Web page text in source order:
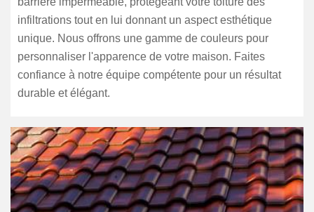
infiltrations tout en lui donnant un aspect esthétique
unique. Nous offrons une gamme de couleurs pour
personnaliser l'apparence de votre maison. Faites
confiance à notre équipe compétente pour un résultat
durable et élégant.